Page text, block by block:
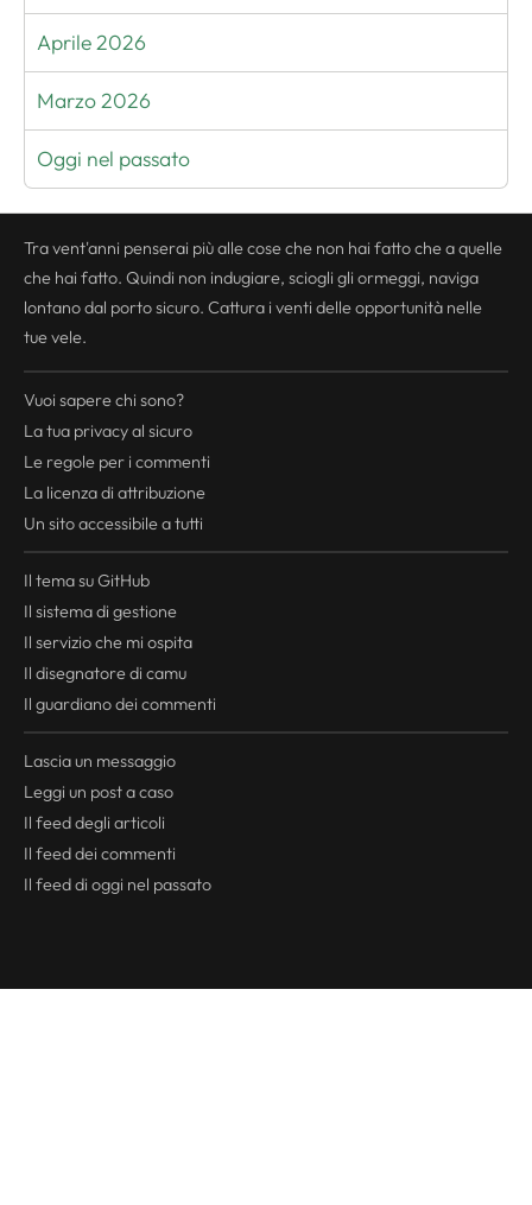
Aprile 2026
Marzo 2026
Oggi nel passato
Tra vent'anni penserai più alle cose che non hai fatto che a quelle
che hai fatto. Quindi non indugiare, sciogli gli ormeggi, naviga
lontano dal porto sicuro. Cattura i venti delle opportunità nelle
tue vele.
Vuoi sapere chi sono?
La tua privacyal sicuro
Le regole per i commenti
La licenza di attribuzione
Un sito accessibile a tutti
Il tema su GitHub
Il sistema di gestione
Il servizio che mi ospita
Il disegnatore di camu
Il guardiano dei commenti
Lascia un messaggio
Leggi un post a caso
Il feeddegli articoli
Il feeddei commenti
Il feeddi oggi nel passato